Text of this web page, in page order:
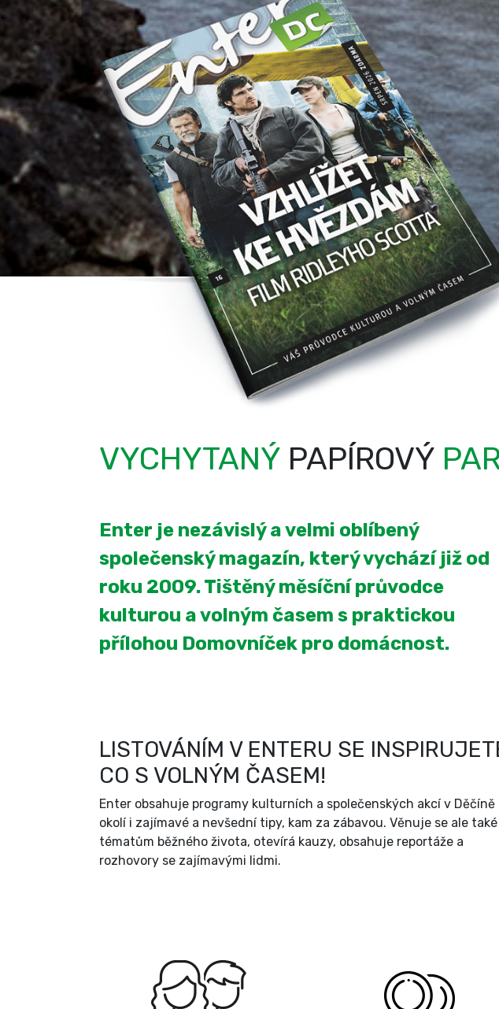
VYCHYTANÝ PAPÍROVÝ
Enter je nezávislý a velmi oblíbený
společenský magazín, který vychází již od
roku 2009. Tištěný měsíční průvodce
kulturou a volným časem s praktickou
přílohou Domovníček pro domácnost.
LISTOVÁNÍM V ENTERU SE
CO S VOLNÝM ČASEM!
Enter obsahuje programy kulturních a společenských akcí v Děčíně
okolí i zajímavé a nevšední tipy, kam za zábavou. Věnuje se ale také
tématům běžného života, otevírá kauzy, obsahuje reportáže a
rozhovory se zajímavými lidmi.